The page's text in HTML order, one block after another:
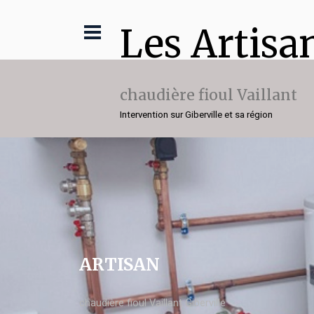
Les
chaudière fioul Vaillant
Intervention sur Giberville et sa région
ARTISAN
chaudière fioul Vaillant Giberville